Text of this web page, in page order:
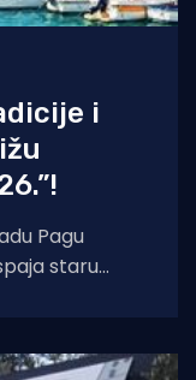
i
Pagu
staru